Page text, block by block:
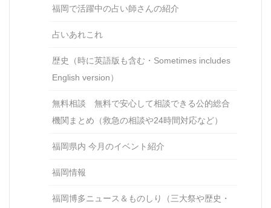
福岡で活躍中の占い師さんの紹介
占いあれこれ
歴史（時に英語版も含む・Sometimes includes
English version）
無料相談 無料で安心して相談できる公的総合
機関まとめ（救急の相談や24時間対応など）
福岡県内 今月のイベント紹介
福岡情報
福岡博多ニュース＆ものしり（三大祭や歴史・